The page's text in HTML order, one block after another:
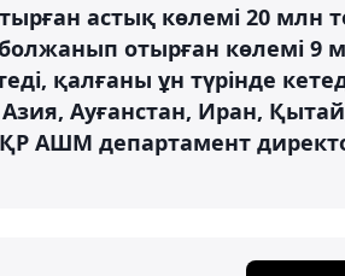
астық көлемі 20 млн
болжанып отырған көлемі 9
қалғаны ұн түрінде
Ауғанстан, Иран,
ҚР АШМ департамент